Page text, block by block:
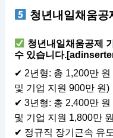
청년내일채움공
청년내일채움공제
수 있습니다
✔ 2년형: 총 1,200만
및 기업 지원 900만 원)
✔ 3년형: 총 2,400만
및 기업 지원 1,800만
✔ 정규직 장기근속 유